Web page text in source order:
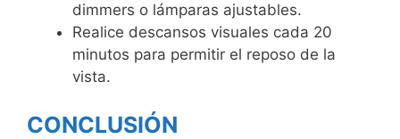
dimmers o lámparas ajustables.
Realice descansos visuales cada 20
minutos para permitir el reposo de la
vista.
CONCLUSIÓN